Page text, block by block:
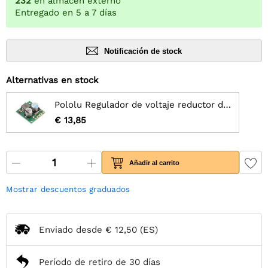
Entregado en 5 a 7 días
Notificación de stock
Alternativas en stock
Pololu Regulador de voltaje reductor de 3,3 V, 3,7 A D30V30F3
€ 13,85
Añadir al carrito
Mostrar descuentos graduados
Enviado desde € 12,50 (ES)
Período de retiro de 30 días